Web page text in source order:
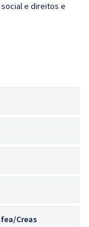
e direitos e
Creas